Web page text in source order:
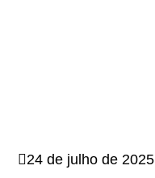
24 de julho de 2025